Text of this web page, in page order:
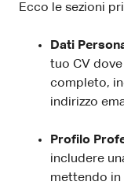
Ecco le sezioni
Dati
tuo CV
completo,
indirizzo
Profilo
includere
mettendo in